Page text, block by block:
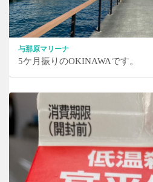
与那原マリーナ
5ケ月振りのOKINAWAです。